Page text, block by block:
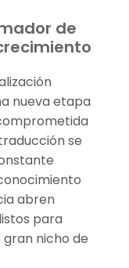
de
nueva etapa
se
abren
para
nicho de